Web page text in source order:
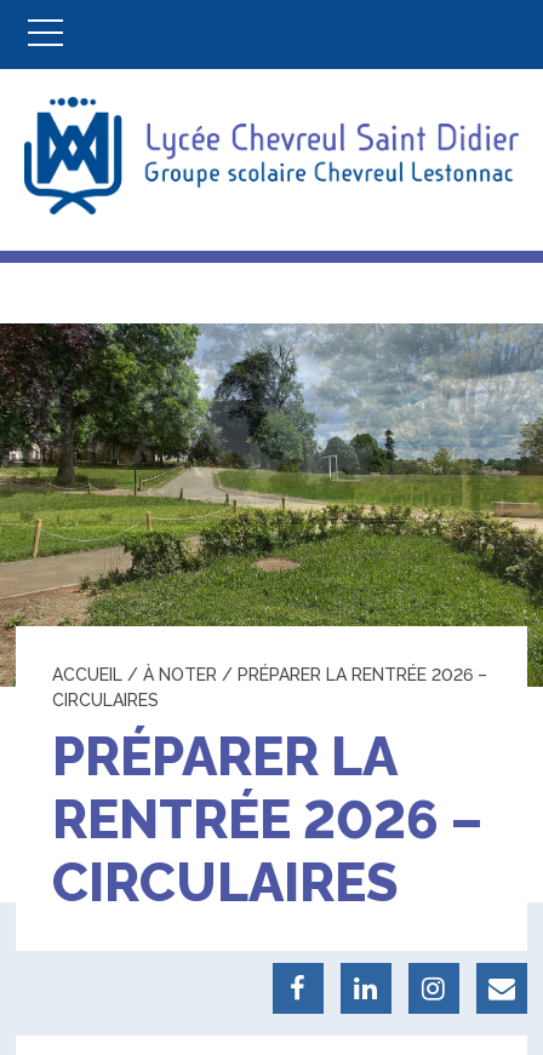
ACCUEIL /À NOTER / PRÉPARER LA RENTRÉE 2026 –
CIRCULAIRES
PRÉPARER LA
RENTRÉE 2026 –
CIRCULAIRES